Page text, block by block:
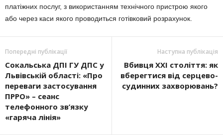
платіжних послуг, з використанням технічного пристрою якого
або через каси якого проводиться готівковий розрахунок.
Попередні публікації
Cокальська ДПІ ГУ ДПС у
Львівській області: «Про
переваги застосування
ПРРО» – сеанс
телефонного зв’язку
«гаряча лінія»
Наступна публікація
Вбивця XXI століття: як
вберегтися від серцево-
судинних захворювань?